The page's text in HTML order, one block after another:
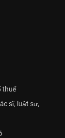
thuế
sĩ, luật sư,